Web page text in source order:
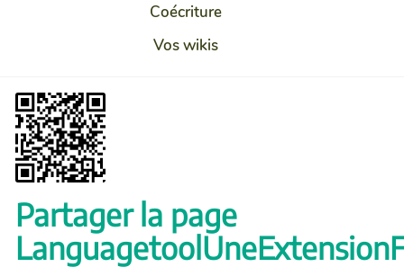
Coécriture
Vos wikis
Partager la page